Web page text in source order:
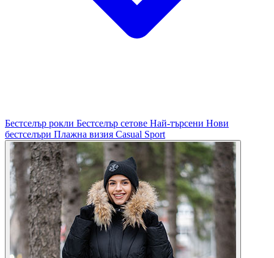
Бестселър рокли Бестселър сетове Най-търсени Нови
бестселъри Плажна визия Casual Sport